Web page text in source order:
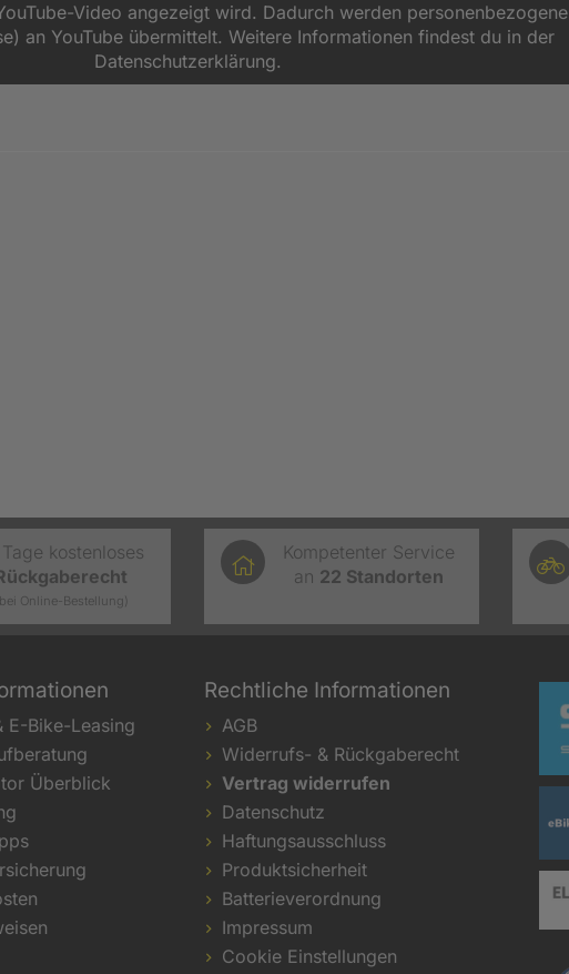
Video angezeigt wird. Dadurch werden personenbezogene
an YouTube übermittelt. Weitere Informationen findest du in der
Datenschutzerklärung.
Tage kostenloses
Online-Bestellung)
Kompetenter Service
an 22 Standorten
E-Bike-Leasing
Überblick
Rechtliche Informationen
AGB
Widerrufs- & Rückgaberecht
Vertrag widerrufen
Datenschutz
Haftungsausschluss
Produktsicherheit
Batterieverordnung
Impressum
Cookie Einstellungen